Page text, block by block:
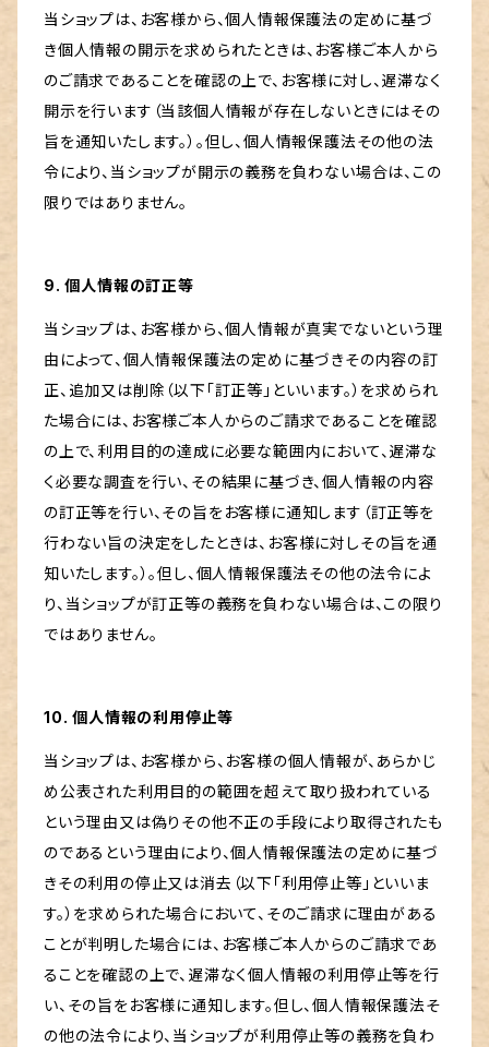
当ショップは、お客様から、個人情報保護法の定めに基づ
き個人情報の開示を求められたときは、お客様ご本人から
のご請求であることを確認の上で、お客様に対し、遅滞なく
開示を行います（当該個人情報が存在しないときにはその
旨を通知いたします。）。但し、個人情報保護法その他の法
令により、当ショップが開示の義務を負わない場合は、この
限りではありません。
9. 個人情報の訂正等
当ショップは、お客様から、個人情報が真実でないという理
由によって、個人情報保護法の定めに基づきその内容の訂
正、追加又は削除（以下「訂正等」といいます。）を求められ
た場合には、お客様ご本人からのご請求であることを確認
の上で、利用目的の達成に必要な範囲内において、遅滞な
く必要な調査を行い、その結果に基づき、個人情報の内容
の訂正等を行い、その旨をお客様に通知します（訂正等を
行わない旨の決定をしたときは、お客様に対しその旨を通
知いたします。）。但し、個人情報保護法その他の法令によ
り、当ショップが訂正等の義務を負わない場合は、この限り
ではありません。
10. 個人情報の利用停止等
当ショップは、お客様から、お客様の個人情報が、あらかじ
め公表された利用目的の範囲を超えて取り扱われている
という理由又は偽りその他不正の手段により取得されたも
のであるという理由により、個人情報保護法の定めに基づ
きその利用の停止又は消去（以下「利用停止等」といいま
す。）を求められた場合において、そのご請求に理由がある
ことが判明した場合には、お客様ご本人からのご請求であ
ることを確認の上で、遅滞なく個人情報の利用停止等を行
い、その旨をお客様に通知します。但し、個人情報保護法そ
の他の法令により、当ショップが利用停止等の義務を負わ